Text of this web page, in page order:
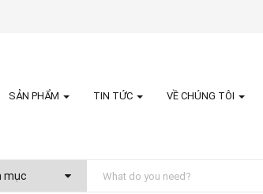
SẢN PHẨM TIN TỨC VỀ CHÚNG TÔI